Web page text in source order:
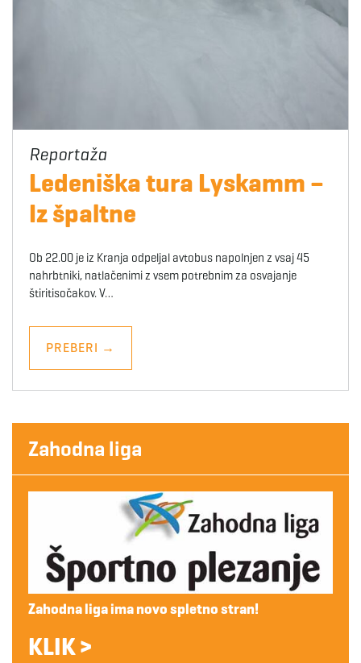
Ledeniška tura Lyskamm –
Iz špaltne
Ob 22.00 je iz Kranja odpeljal avtobus napolnjen z vsaj 45
nahrbtniki, natlačenimi z vsem potrebnim za osvajanje
štiritisočakov. V…
PREBERI →
Zahodna liga
Zahodna liga ima novo spletno stran!
KLIK >